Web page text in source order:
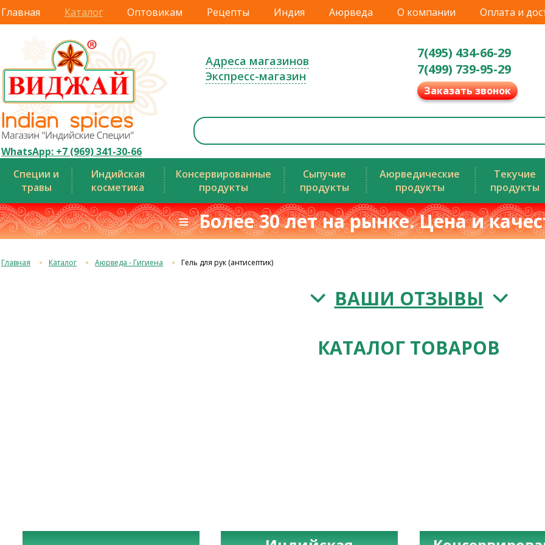
Главная Каталог Оптовикам Рецепты Индия Аюрведа О компании Оплата и
WhatsApp: +7 (969) 341-30-66
Адреса магазинов
Экспресс-магазин
7(495) 434-66-29
7(499) 739-95-29
Заказать звонок
Специи и
травы
Индийская
косметика
Консервированные
продукты
Сыпучие
продукты
Аюрведические
продукты
Текучие
продукты
≡ Более 30 лет на рынке. Цена и
Главная Каталог Аюрведа - Гигиена Гель для рук (антисептик)
ВАШИ ОТЗЫВЫ
КАТАЛОГ ТОВАРОВ